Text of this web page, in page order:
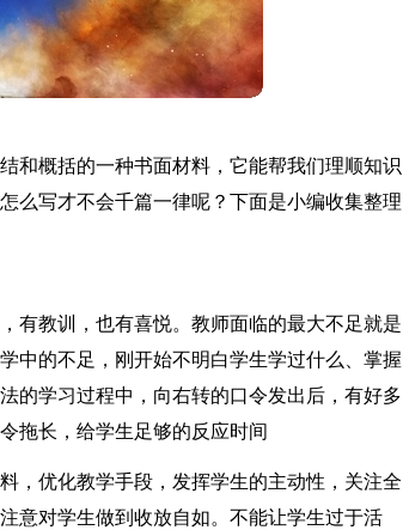
和概括的一种书面材料，它能帮我们理顺知识
么写才不会千篇一律呢？下面是小编收集整理
有教训，也有喜悦。教师面临的最大不足就是
中的不足，刚开始不明白学生学过什么、掌握
的学习过程中，向右转的口令发出后，有好多
拖长，给学生足够的反应时间
，优化教学手段，发挥学生的主动性，关注全
意对学生做到收放自如。不能让学生过于活